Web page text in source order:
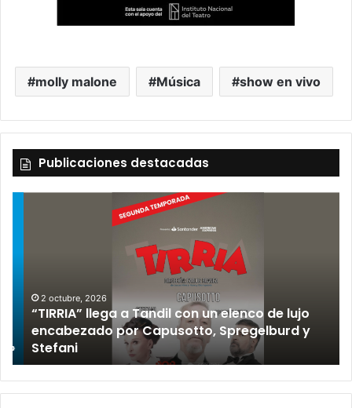
molly malone Música show en vivo
Publicaciones destacadas
2 octubre, 2026
“TIRRIA” llega a Tandil con un elenco de lujo
encabezado por Capusotto, Spregelburd y
Stefani